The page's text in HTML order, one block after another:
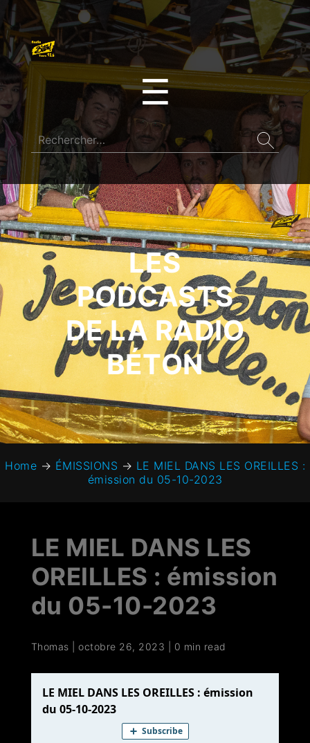
☰
LES
PODCASTS
DE LA RADIO
BÉTON
Home → ÉMISSIONS → LE MIEL DANS LES OREILLES :
émission du 05-10-2023
LE MIEL DANS LES
OREILLES : émission
du 05-10-2023
Thomas |octobre 26, 2023 0 min read